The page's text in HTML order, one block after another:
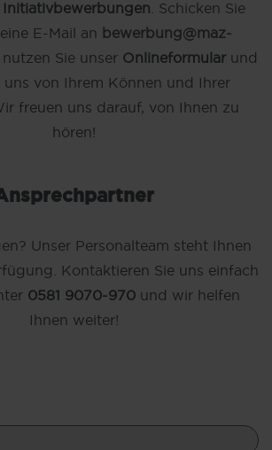
Initiativbewerbungen. Schicken Sie
E-Mail an bewerbung@maz-
Sie unser Onlineformularund
uns von Ihrem Können und Ihrer
freuen uns darauf, von Ihnen zu
hören!
Unser Personalteam steht Ihnen
Kontaktieren Sie uns einfach
0581 9070-970 und wir helfen
Ihnen weiter!